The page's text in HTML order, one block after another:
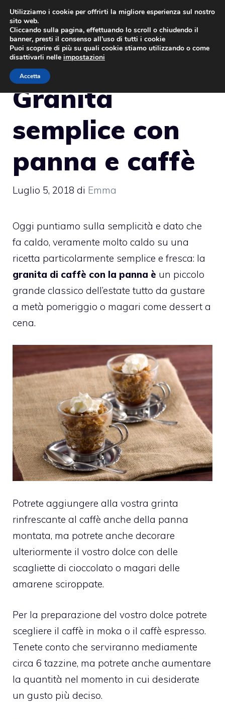
Vai
contenuto
Granita
semplice con
panna e caffè
Luglio 5, 2018 di Emma
Oggi puntiamo sulla semplicità e dato che
fa caldo, veramente molto caldo su una
ricetta particolarmente semplice e fresca: la
granita di caffè con la panna è un piccolo
grande classico dell’estate tutto da gustare
a metà pomeriggio o magari come dessert a
cena.
Potrete aggiungere alla vostra grinta
rinfrescante al caffè anche della panna
montata, ma potrete anche decorare
ulteriormente il vostro dolce con delle
scagliette di cioccolato o magari delle
amarene sciroppate.
Per la preparazione del vostro dolce potrete
scegliere il caffè in moka o il caffè espresso.
Tenete conto che serviranno mediamente
circa 6 tazzine, ma potrete anche aumentare
la quantità nel momento in cui desiderate
un gusto più deciso.
Utilizziamo i cookie per offrirti la migliore esperienza sul nostro
sito web.
Cliccando sulla pagina, effettuando lo scroll o chiudendo il
banner, presti il consenso all’uso di tutti i cookie
Puoi scoprire di più su quali cookie stiamo utilizzando o come
disattivarli nelle impostazioni
Accetta